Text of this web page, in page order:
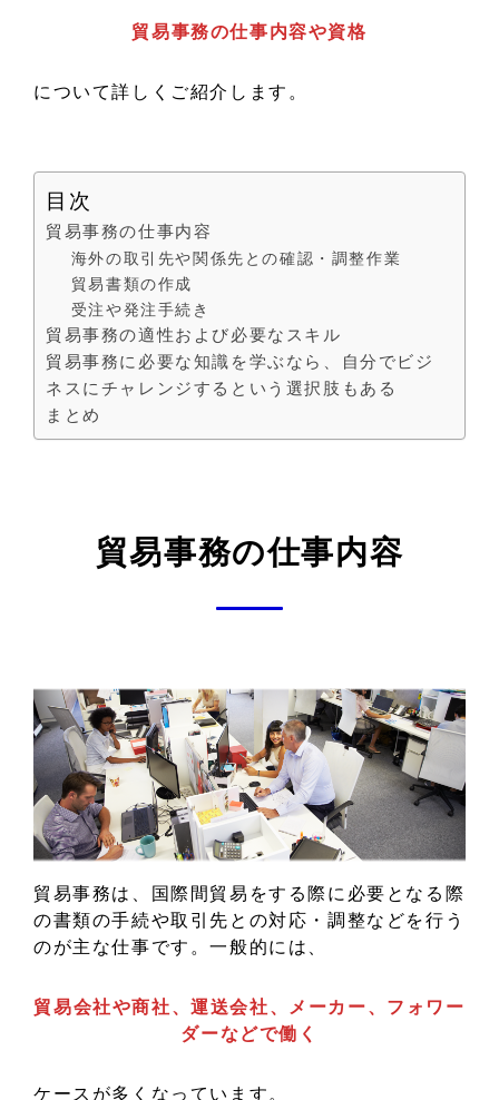
貿易事務の仕事内容や資格
について詳しくご紹介します。
目次
貿易事務の仕事内容
海外の取引先や関係先との確認・調整作業
貿易書類の作成
受注や発注手続き
貿易事務の適性および必要なスキル
貿易事務に必要な知識を学ぶなら、自分でビジ
ネスにチャレンジするという選択肢もある
まとめ
貿易事務の仕事内容
貿易事務は、国際間貿易をする際に必要となる際
の書類の手続や取引先との対応・調整などを行う
のが主な仕事です。一般的には、
貿易会社や商社、運送会社、メーカー、フォワー
ダーなどで働く
ケースが多くなっています。